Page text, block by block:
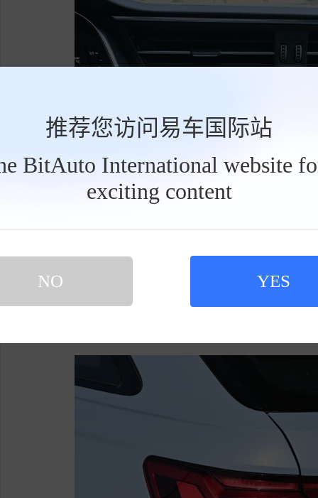
推荐您访问易车国际站
BitAuto International website
exciting content
NO YES